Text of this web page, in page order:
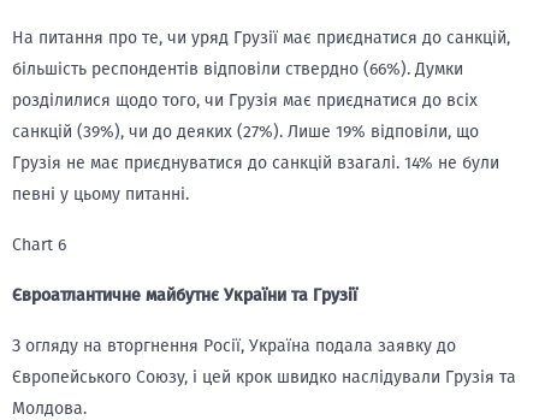
На питання про те, чи уряд Грузії має приєднатися до санкцій,
більшість респондентів відповіли ствердно (66%). Думки
розділилися щодо того, чи Грузія має приєднатися до всіх
санкцій (39%), чи до деяких (27%). Лише 19% відповіли, що
Грузія не має приєднуватися до санкцій взагалі. 14% не були
певні у цьому питанні.
Chart 6
Євроатлантичне майбутнє України та Грузії
З огляду на вторгнення Росії, Україна подала заявку до
Європейського Союзу, і цей крок швидко наслідували Грузія та
Молдова.